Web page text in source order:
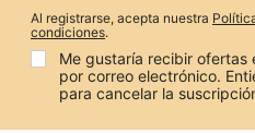
Al registrarse, acepta nuestra
condiciones.
Me gustaría recibir ofertas
por correo electrónico.
para cancelar la